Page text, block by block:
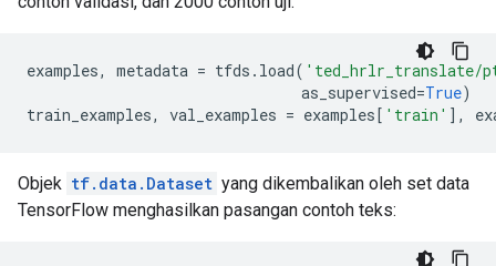
examples, metadata = tfds . load( 'ted_hrlr_translate/
as_supervised=True)
train_examples, val_examples = examples[ 'train' ],
Objek tf.data.Dataset yang dikembalikan oleh set data
TensorFlow menghasilkan pasangan contoh teks: